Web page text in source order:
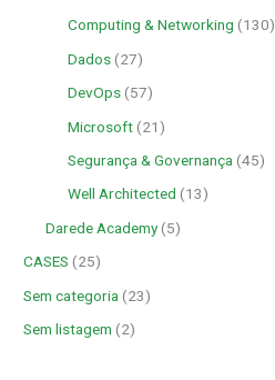
Computing & Networking (130)
Dados (27)
DevOps (57)
Microsoft (21)
Segurança & Governança (45)
Well Architected (13)
Darede Academy(5)
CASES (25)
Sem categoria (23)
Sem listagem (2)